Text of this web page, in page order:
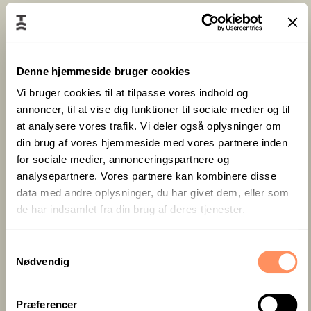
Denne hjemmeside bruger cookies
Vi bruger cookies til at tilpasse vores indhold og
annoncer, til at vise dig funktioner til sociale medier og til
at analysere vores trafik. Vi deler også oplysninger om
din brug af vores hjemmeside med vores partnere inden
for sociale medier, annonceringspartnere og
analysepartnere. Vores partnere kan kombinere disse
data med andre oplysninger, du har givet dem, eller som
de har indsamlet fra din brug af deres tjenester.
Nødvendig
Præferencer
dagsmøde, heldagsmøde
eller videomøde?
Vi er et af de få hoteller, der kan imødekomme
mange typer af møder og konferencer. Hvis du er i
tvivl om, hvad der giver bedst mening for jer og
virksomheden, får du her en guide til dit næste møde.
Et dagmøde er ofte fokuserede og hårdt planlagt
bestyrelsesmøder, salgsmøder, rekrutteringssamtaler,
og blot